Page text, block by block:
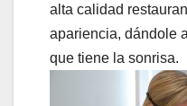
alta calidad
apariencia, dándole
que tiene la sonrisa.